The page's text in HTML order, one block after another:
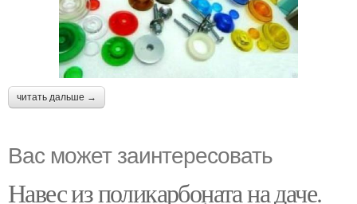
читать дальше →
Вас может заинтересовать
Навес из поликарбоната на даче.